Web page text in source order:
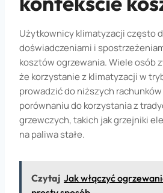
Użytkownicy klimatyzacji często
doświadczeniami i
kosztów ogrzewania. Wiele osób
że korzystanie z klimatyzacji w
prowadzić do niższych rachunków
porównaniu do korzystania z
grzewczych, takich jak grzejniki
na paliwa stałe.
Czytaj Jak włączyć